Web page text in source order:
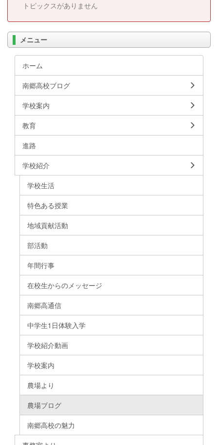
トピックスがありません
メニュー
ホーム
南郷高校ブログ
学校案内
教育
進路
学校紹介
学校生活
特色ある授業
地域貢献活動
部活動
年間行事
在校生からのメッセージ
南郷高通信
中学生1日体験入学
学校紹介動画
学校案内
農場より
農場ブログ
南郷高校の魅力